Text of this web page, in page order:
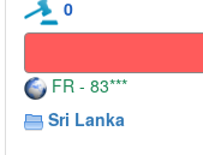
0
FR - 83***
Sri Lanka